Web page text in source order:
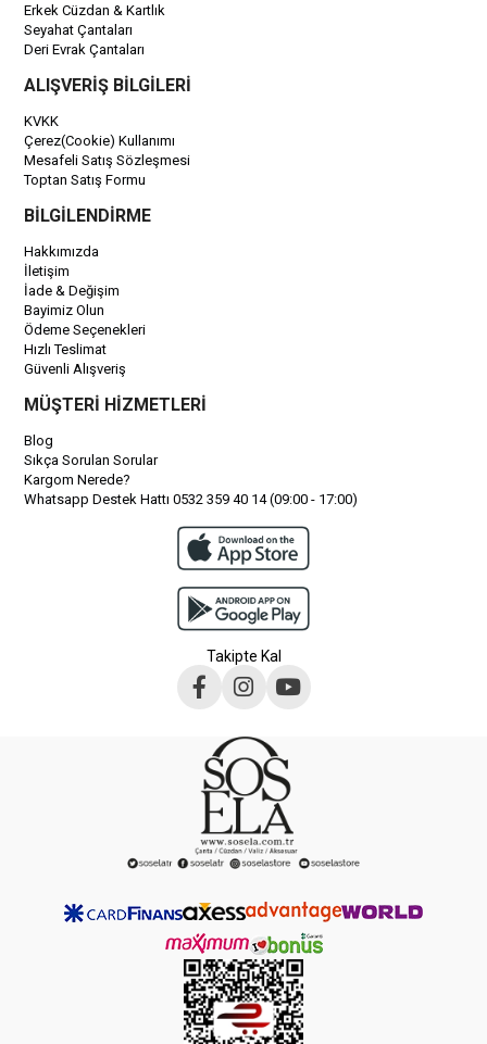
Erkek Cüzdan & Kartlık
Seyahat Çantaları
Deri Evrak Çantaları
ALIŞVERİŞ BİLGİLERİ
KVKK
Çerez(Cookie) Kullanımı
Mesafeli Satış Sözleşmesi
Toptan Satış Formu
BİLGİLENDİRME
Hakkımızda
İletişim
İade & Değişim
Bayimiz Olun
Ödeme Seçenekleri
Hızlı Teslimat
Güvenli Alışveriş
MÜŞTERİ HİZMETLERİ
Blog
Sıkça Sorulan Sorular
Kargom Nerede?
Whatsapp Destek Hattı 0532 359 40 14 (09:00 - 17:00)
Takipte Kal